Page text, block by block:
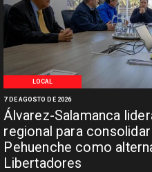
LOCAL
Álvarez-Salamanca
regional para
Pehuenche como
Libertadores
7 DE AGOSTO DE 2026